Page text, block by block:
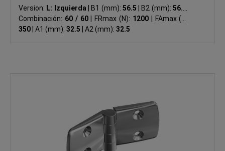
Version: L: Izquierda B1 (mm): 56.5 B2 (mm):56.5
Combinación: 60 / 60 FRmax (N): 1200
FAmax (N):
350 A1 (mm): 32.5 A2 (mm): 32.5